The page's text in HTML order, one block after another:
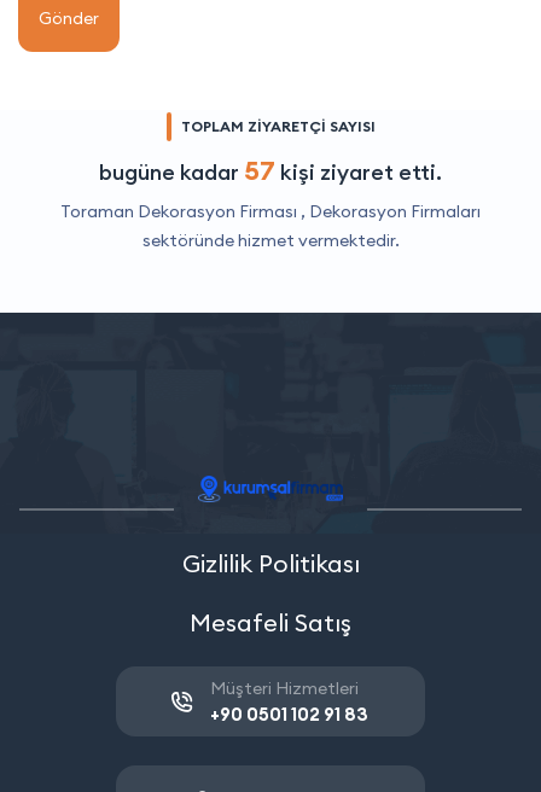
Gönder
TOPLAM ZİYARETÇİ SAYISI
bugüne kadar 57 kişi ziyaret etti.
Toraman Dekorasyon Firması , Dekorasyon Firmaları
sektöründe hizmet vermektedir.
Gizlilik Politikası
Mesafeli Satış
Müşteri Hizmetleri
+90 0501 102 91 83